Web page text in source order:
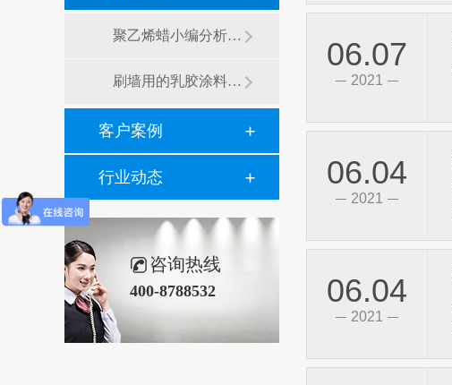
聚乙烯蜡小编分析有机硅消泡剂优缺点及主要分类和性能
刷墙用的乳胶涂料用青岛赛诺分散剂的原因竟然是....？
客户案例
行业动态
咨询热线
400-8788532
06.07
2021
06.04
2021
06.04
2021